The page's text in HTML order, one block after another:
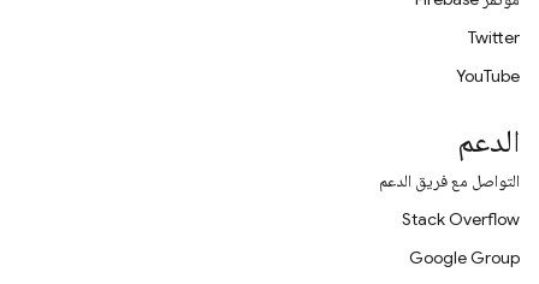
Twitter
YouTube
الدعم
التواصل مع فريق الدعم
Stack Overflow
Google Group